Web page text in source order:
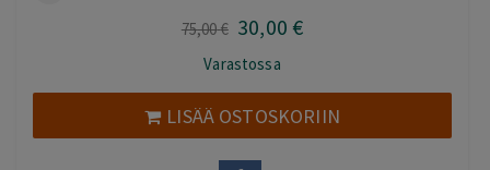
75,00€ Alkuperäinen
oli:
75,00 €.
30,00 €Nykyinen
30,00 €.
Varastossa
LISÄÄ OSTOSKORIIN